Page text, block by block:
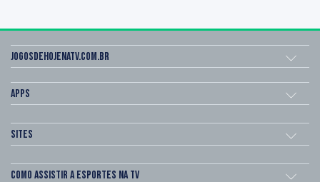
Jogosdehojenatv.com.br
Apps
Sites
Como assistir a esportes na TV